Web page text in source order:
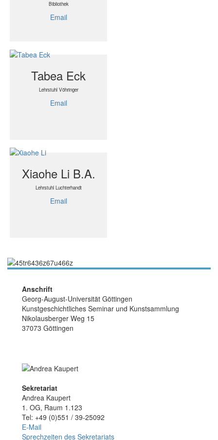
Bibliothek
Email
Tabea Eck
Lehrstuhl Vöhringer
Email
Xiaohe Li B.A.
Lehrstuhl Luchterhandt
Email
Anschrift
Georg-August-Universität Göttingen
Kunstgeschichtliches Seminar und Kunstsammlung
Nikolausberger Weg 15
37073 Göttingen
Sekretariat
Andrea Kaupert
1. OG, Raum 1.123
Tel: +49 (0)551 / 39-25092
E-Mail
Sprechzeiten des Sekretariats